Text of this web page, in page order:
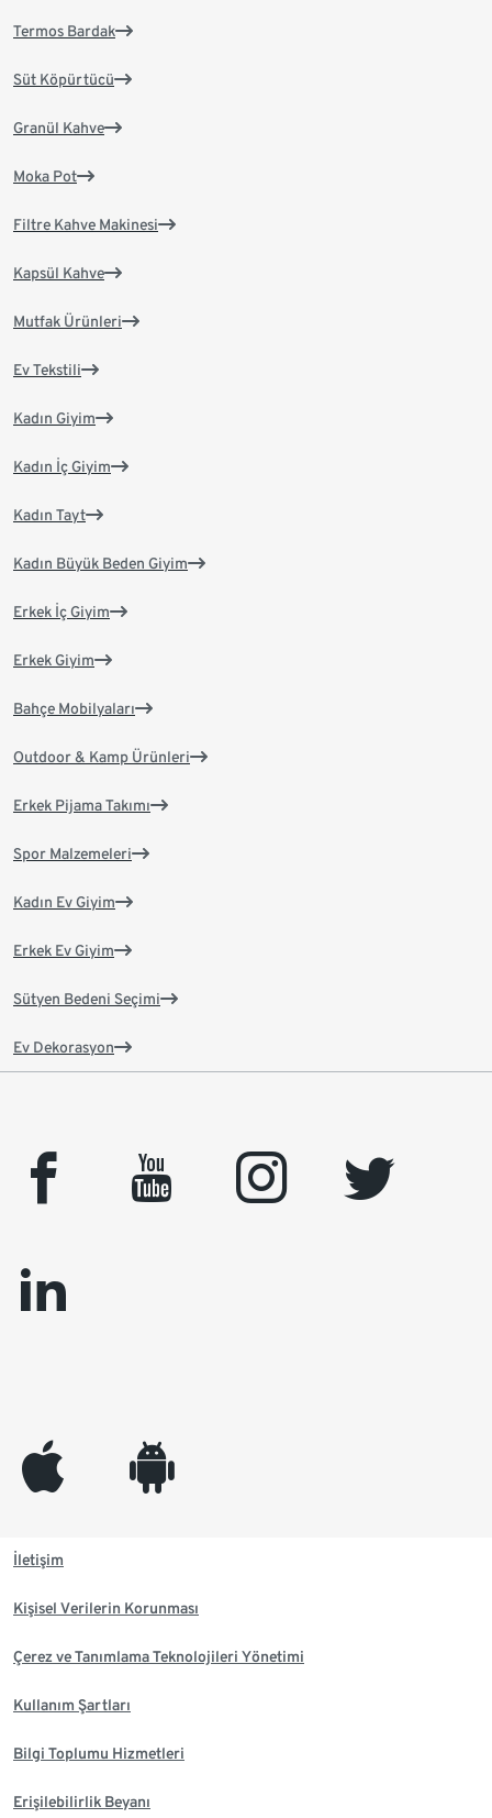
Termos Bardak
Süt Köpürtücü
Granül Kahve
Moka Pot
Filtre Kahve Makinesi
Kapsül Kahve
Mutfak Ürünleri
Ev Tekstili
Kadın Giyim
Kadın İç Giyim
Kadın Tayt
Kadın Büyük Beden Giyim
Erkek İç Giyim
Erkek Giyim
Bahçe Mobilyaları
Outdoor & Kamp Ürünleri
Erkek Pijama Takımı
Spor Malzemeleri
Kadın Ev Giyim
Erkek Ev Giyim
Sütyen Bedeni Seçimi
Ev Dekorasyon
facebook youtube instagram
twitter
linkedin
appleinc android
İletişim
Kişisel Verilerin Korunması
Çerez ve Tanımlama Teknolojileri Yönetimi
Kullanım Şartları
Bilgi Toplumu Hizmetleri
Erişilebilirlik Beyanı